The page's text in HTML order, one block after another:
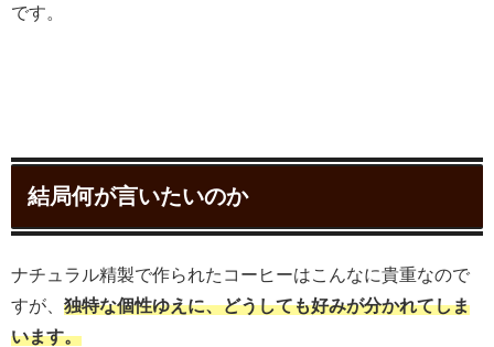
です。
結局何が言いたいのか
ナチュラル精製で作られたコーヒーはこんなに貴重なので
すが、 独特な個性ゆえに、どうしても好みが分かれてしま
います。